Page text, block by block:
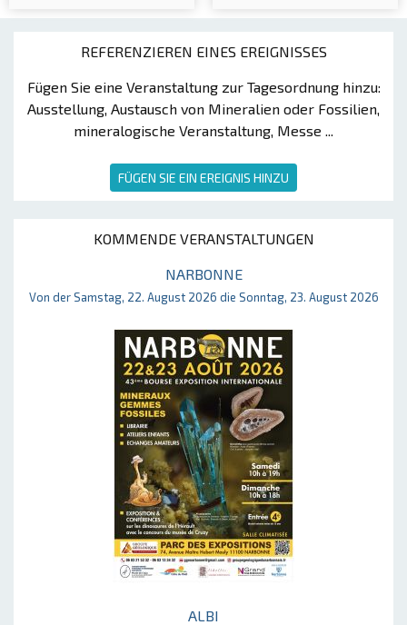
REFERENZIEREN EINES EREIGNISSES
Fügen Sie eine Veranstaltung zur Tagesordnung hinzu:
Ausstellung, Austausch von Mineralien oder Fossilien,
mineralogische Veranstaltung, Messe ...
FÜGEN SIE EIN EREIGNIS HINZU
KOMMENDE VERANSTALTUNGEN
NARBONNE
Von der Samstag, 22. August 2026 die Sonntag, 23. August 2026
ALBI